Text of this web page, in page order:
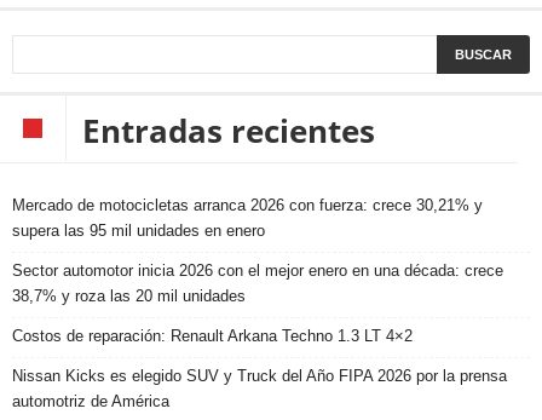
Entradas recientes
Mercado de motocicletas arranca 2026 con fuerza: crece 30,21% y
supera las 95 mil unidades en enero
Sector automotor inicia 2026 con el mejor enero en una década: crece
38,7% y roza las 20 mil unidades
Costos de reparación: Renault Arkana Techno 1.3 LT 4×2
Nissan Kicks es elegido SUV y Truck del Año FIPA 2026 por la prensa
automotriz de América